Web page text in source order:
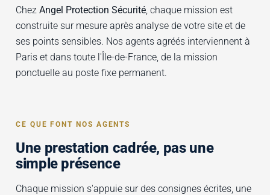
Chez Angel Protection Sécurité, chaque mission est
construite sur mesure après analyse de votre site et de
ses points sensibles. Nos agents agréés interviennent à
Paris et dans toute l'Île-de-France, de la mission
ponctuelle au poste fixe permanent.
CE QUE FONT NOS AGENTS
Une prestation cadrée, pas une
simple présence
Chaque mission s'appuie sur des consignes écrites, une